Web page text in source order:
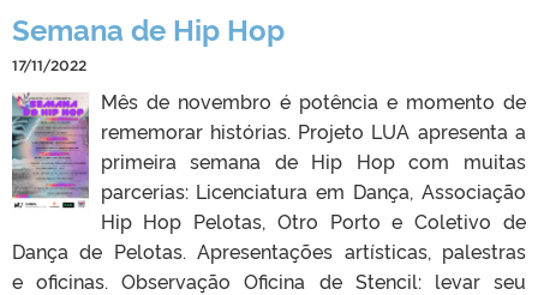
Semana de Hip Hop
17/11/2022
Mês de novembro é potência e momento de
rememorar histórias. Projeto LUA apresenta a
primeira semana de Hip Hop com muitas
parcerias: Licenciatura em Dança, Associação
Hip Hop Pelotas, Otro Porto e Coletivo de
Dança de Pelotas. Apresentações artísticas, palestras
e oficinas. Observação Oficina de Stencil: levar seu